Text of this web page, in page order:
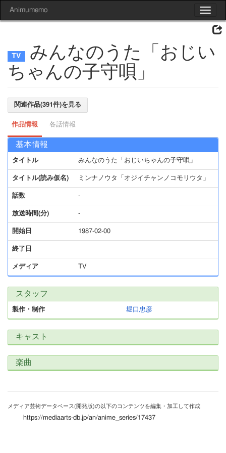
Toggle
Animumemo
みんなのうた「おじい
ちゃんの子守唄」
関連作品(391件)を見る
作品情報 各話情報
基本情報
タイトル みんなのうた「おじいちゃんの子守唄」
タイトル(読み仮名) ミンナノウタ「オジイチャンノコモリウタ」
話数 -
放送時間(分) -
開始日 1987-02-00
終了日
メディア TV
スタッフ
製作・制作 堀口忠彦
キャスト
楽曲
メディア芸術データベース(開発版)の以下のコンテンツを編集・加工して作成
https://mediaarts-db.jp/an/anime_series/17437